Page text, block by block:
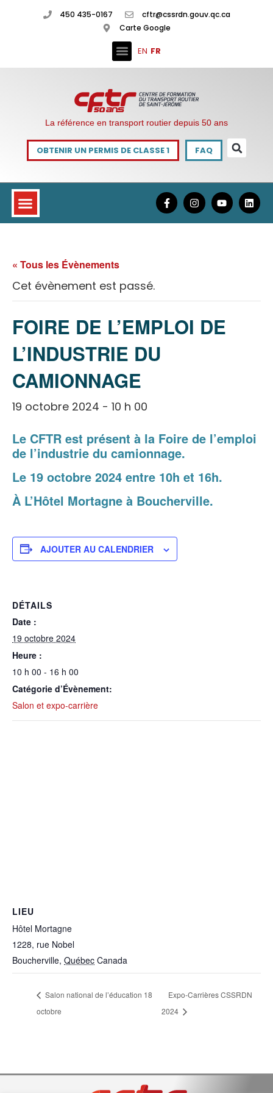
450 435-0167
cftr@cssrdn.gouv.qc.ca
Carte Google
EN FR
La référence en transport routier depuis 50 ans
OBTENIR UN PERMIS DE CLASSE 1 FAQ
« Tous les Évènements
Cet évènement est passé.
FOIRE DE L’EMPLOI DE
L’INDUSTRIE DU
CAMIONNAGE
19 octobre 2024 - 10 h 00
Le CFTR est présent à la Foire de l’emploi
de l’industrie du camionnage.
Le 19 octobre 2024 entre 10h et 16h.
À L’Hôtel Mortagne à Boucherville.
AJOUTER AU CALENDRIER
DÉTAILS
Date :
19 octobre 2024
Heure :
10 h 00 - 16 h 00
Catégorie d’Évènement:
Salon et expo-carrière
LIEU
Hôtel Mortagne
1228, rue Nobel
Boucherville, Québec Canada
Salon national de l’éducation 18
octobre
Expo-Carrières CSSRDN
2024